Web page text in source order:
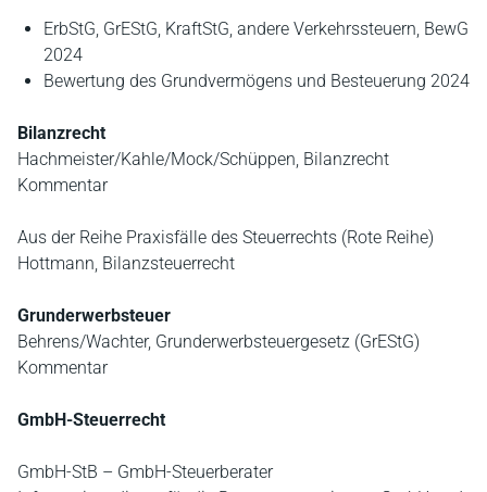
ErbStG, GrEStG, KraftStG, andere Verkehrssteuern, BewG
2024
Bewertung des Grundvermögens und Besteuerung 2024
Bilanzrecht
Hachmeister/Kahle/Mock/Schüppen, Bilanzrecht
Kommentar
Aus der Reihe Praxisfälle des Steuerrechts (Rote Reihe)
Hottmann, Bilanzsteuerrecht
Grunderwerbsteuer
Behrens/Wachter, Grunderwerbsteuergesetz (GrEStG)
Kommentar
GmbH-Steuerrecht
GmbH-StB – GmbH-Steuerberater